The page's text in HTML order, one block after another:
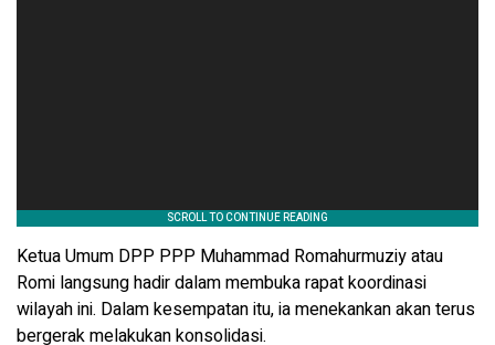
Ketua Umum DPP PPP Muhammad Romahurmuziy atau
Romi langsung hadir dalam membuka rapat koordinasi
wilayah ini. Dalam kesempatan itu, ia menekankan akan terus
bergerak melakukan konsolidasi.